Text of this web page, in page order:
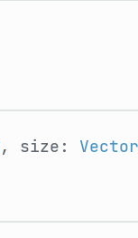
, size: